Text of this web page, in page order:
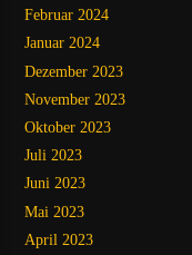
Februar 2024
Januar 2024
Dezember 2023
November 2023
Oktober 2023
Juli 2023
Juni 2023
Mai 2023
April 2023